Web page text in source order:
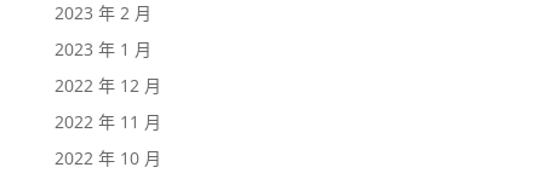
2023 年 2 月
2023 年 1 月
2022 年 12 月
2022 年 11 月
2022 年 10 月